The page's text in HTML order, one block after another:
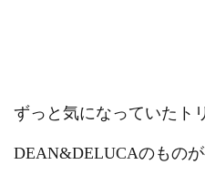
ずっと気になっていたト
DEAN&DELUCAのもの